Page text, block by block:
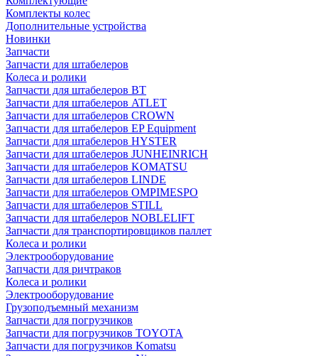
Комплекты колес
Дополнительные устройства
Новинки
Запчасти
Запчасти для штабелеров
Колеса и ролики
Запчасти для штабелеров BT
Запчасти для штабелеров ATLET
Запчасти для штабелеров CROWN
Запчасти для штабелеров EP Equipment
Запчасти для штабелеров HYSTER
Запчасти для штабелеров JUNHEINRICH
Запчасти для штабелеров KOMATSU
Запчасти для штабелеров LINDE
Запчасти для штабелеров OMPIMESPO
Запчасти для штабелеров STILL
Запчасти для штабелеров NOBLELIFT
Запчасти для транспортировщиков паллет
Колеса и ролики
Электрооборудование
Запчасти для ричтраков
Колеса и ролики
Электрооборудование
Грузоподъемный механизм
Запчасти для погрузчиков
Запчасти для погрузчиков TOYOTA
Запчасти для погрузчиков Komatsu